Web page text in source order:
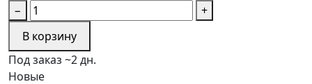
−
+
В корзину
Под заказ ~2 дн.
Новые